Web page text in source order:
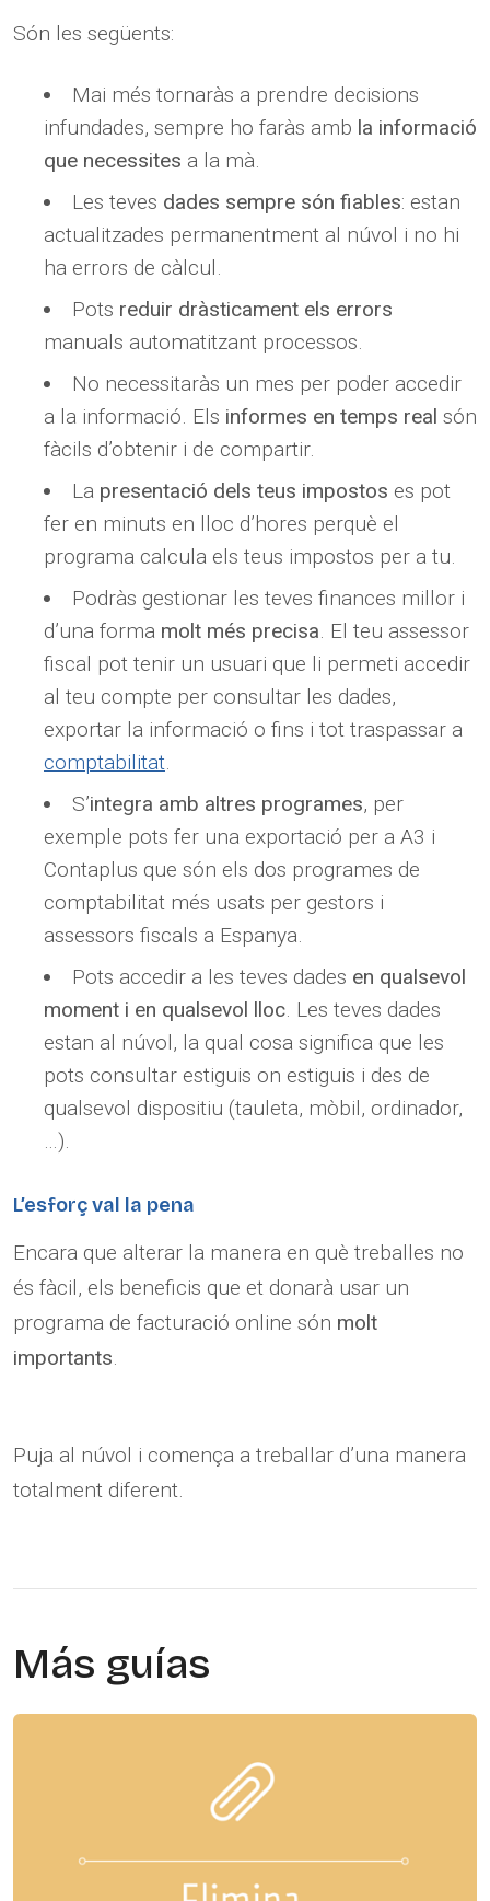
Són les següents:
Mai més tornaràs a prendre decisions
infundades, sempre ho faràs amb la informació
que necessites a la mà.
Les teves dades sempre són fiables: estan
actualitzades permanentment al núvol i no hi
ha errors de càlcul.
Pots reduir dràsticament els errors
manuals automatitzant processos.
No necessitaràs un mes per poder accedir
a la informació. Els informes en temps real són
fàcils d’obtenir i de compartir.
La presentació dels teus impostos es pot
fer en minuts en lloc d’hores perquè el
programa calcula els teus impostos per a tu.
Podràs gestionar les teves finances millor i
d’una forma molt més precisa. El teu assessor
fiscal pot tenir un usuari que li permeti accedir
al teu compte per consultar les dades,
exportar la informació o fins i tot traspassar a
comptabilitat.
S’integra amb altres programes, per
exemple pots fer una exportació per a A3 i
Contaplus que són els dos programes de
comptabilitat més usats per gestors i
assessors fiscals a Espanya.
Pots accedir a les teves dades en qualsevol
moment i en qualsevol lloc. Les teves dades
estan al núvol, la qual cosa significa que les
pots consultar estiguis on estiguis i des de
qualsevol dispositiu (tauleta, mòbil, ordinador,
…).
L’esforç val la pena
Encara que alterar la manera en què treballes no
és fàcil, els beneficis que et donarà usar un
programa de facturació online són molt
importants.
Puja al núvol i comença a treballar d’una manera
totalment diferent.
Más guías